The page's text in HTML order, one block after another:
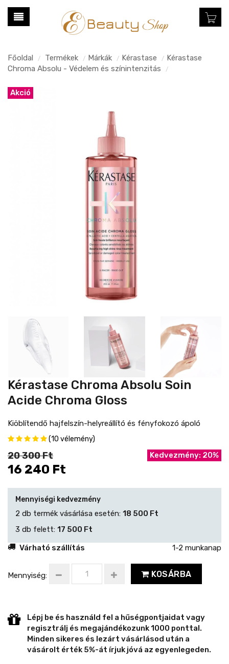
Főoldal / Termékek / Márkák / Kérastase / Kérastase
Chroma Absolu - Védelem és színintenzitás
/
Akció
Kérastase Chroma Absolu Soin
Acide Chroma Gloss
Kiöblítendő hajfelszín-helyreállító és fényfokozó ápoló
(10 vélemény)
20 300 Ft
16 240 Ft
Kedvezmény: 20%
Mennyiségi kedvezmény
2 db termék vásárlása esetén: 18 500 Ft
3 db felett: 17 500 Ft
Várható szállítás
1-2 munkanap
Mennyiség: KOSÁRBA
Lépj be és használd fel a hűségpontjaidat vagy
regisztrálj és megajándékozunk 1000 ponttal.
Minden sikeres és lezárt vásárlásod után a
vásárolt érték 5%-át írjuk jóvá az egyenlegeden.